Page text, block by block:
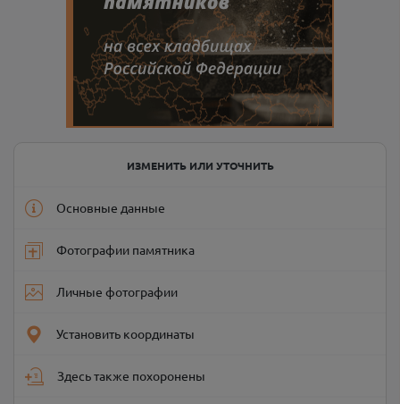
ИЗМЕНИТЬ ИЛИ УТОЧНИТЬ
Основные данные
Фотографии памятника
Личные фотографии
Установить координаты
Здесь также похоронены